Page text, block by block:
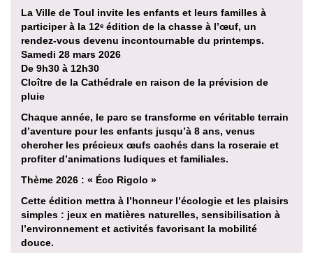
La Ville de Toul invite les enfants et leurs familles à
participer à la 12ᵉ édition de la chasse à l’œuf, un
rendez-vous devenu incontournable du printemps.
Samedi 28 mars 2026
De 9h30 à 12h30
Cloître de la Cathédrale en raison de la prévision de
pluie
Chaque année, le parc se transforme en véritable terrain
d’aventure pour les enfants jusqu’à 8 ans, venus
chercher les précieux œufs cachés dans la roseraie et
profiter d’animations ludiques et familiales.
Thème 2026 : « Éco Rigolo »
Cette édition mettra à l’honneur l’écologie et les plaisirs
simples : jeux en matières naturelles, sensibilisation à
l’environnement et activités favorisant la mobilité
douce.